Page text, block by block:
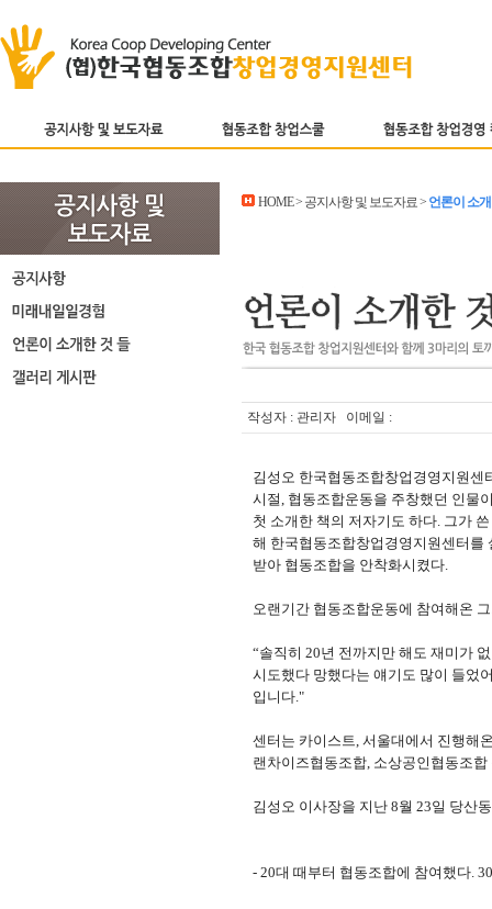
HOME > 공지사항 및 보도자료 > 언론이 소
작성자 : 관리자 이메일 :
김성오 한국협동조합창업경영지원센
시절, 협동조합운동을 주창했던 인물
첫 소개한 책의 저자기도 하다. 그가
해 한국협동조합창업경영지원센터를
받아 협동조합을 안착화시켰다.
오랜기간 협동조합운동에 참여해온
“솔직히 20년 전까지만 해도 재미가
시도했다 망했다는 얘기도 많이 들었
입니다."
센터는 카이스트, 서울대에서 진행해
랜차이즈협동조합, 소상공인협동조
김성오 이사장을 지난 8월 23일 당산
- 20대 때부터 협동조합에 참여했다.